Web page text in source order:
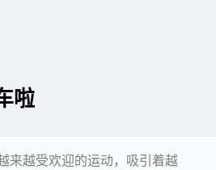
啦
来越受欢迎的运动，吸引着越